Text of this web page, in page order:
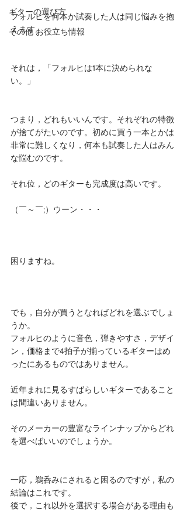
ギターの選び方
その他 お役立ち情報
フォルヒを何本か試奏した人は同じ悩みを抱
えます。
それは，「フォルヒは1本に決められな
い。」
つまり，どれもいいんです。それぞれの特徴
が捨てがたいのです。初めに買う一本とかは
非常に難しくなり，何本も試奏した人はみん
な悩むのです。
それ位，どのギターも完成度は高いです。
（￣～￣;）ウーン・・・
困りますね。
でも，自分が買うとなればどれを選ぶでしょ
うか。
フォルヒのように音色，弾きやすさ，デザイ
ン，価格まで4拍子が揃っているギターはめ
ったにあるものではありません。
近年まれに見るすばらしいギターであること
は間違いありません。
そのメーカーの豊富なラインナップからどれ
を選べばいいのでしょうか。
一応，鵜呑みにされると困るのですが，私の
結論はこれです。
後で，これ以外を選択する場合がある理由も